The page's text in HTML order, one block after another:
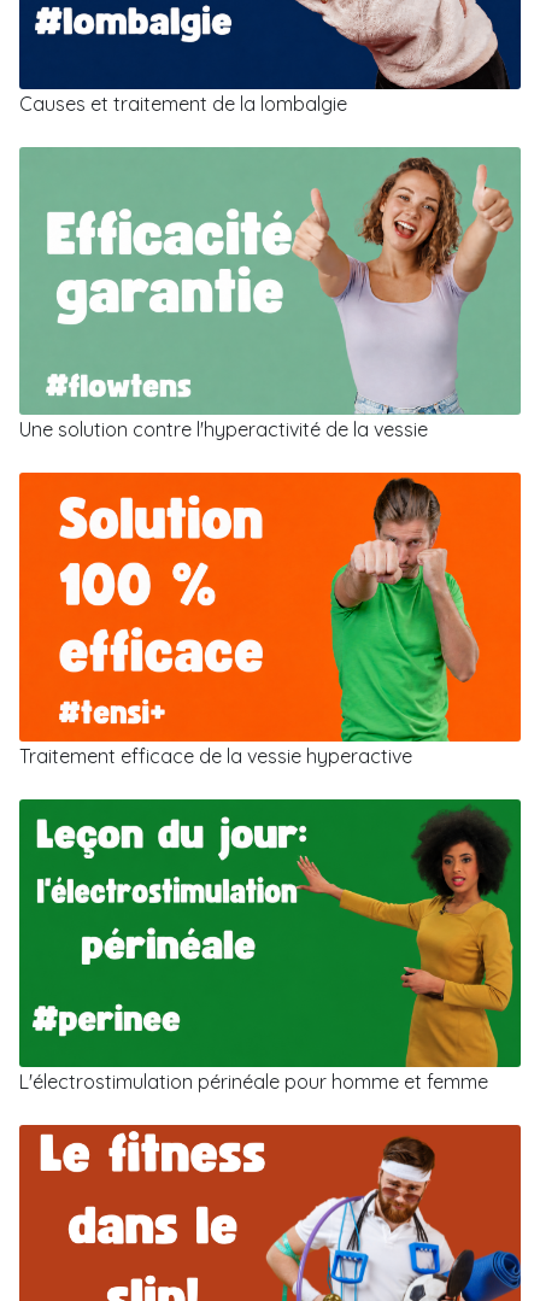
Causes et traitement de la lombalgie
Une solution contre l'hyperactivité de la vessie
Traitement efficace de la vessie hyperactive
L'électrostimulation périnéale pour homme et femme